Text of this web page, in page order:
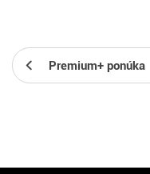
Premium+ ponúka